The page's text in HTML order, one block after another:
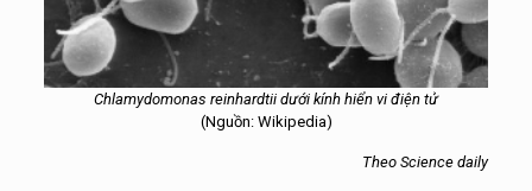
Chlamydomonas reinhardtii dưới kính hiển vi điện tử
(Nguồn: Wikipedia)
Theo Science daily